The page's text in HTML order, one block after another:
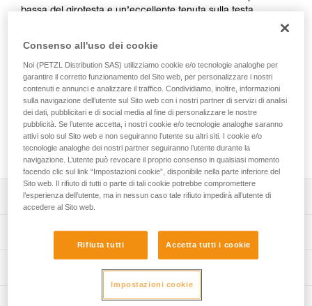
bassa del girotesta e un’eccellente tenuta sulla testa,
dimensioni. È dotato di un guscio esterno spesso progettato
per resistere ad urti e graffi. Il girotesta rientra all’interno del
casco per proteggerlo durante il trasporto e lo stoccaggio.
La manutenzione è facilitata e la durata di vita è ottimizzata,
grazie al girotesta completamente smontabile e
intercambiabile. PANGA è disponibile in cinque colori e
fornito in confezione da cinque.
Descrizione
- sistema FLIP&FIT per garantire una posizione bassa del
sistema comprende una regolazione del girotesta di facile
utilizzo per il supervisore o l’utilizzatore,
- taglia unica per facilitare la gestione del materiale. Una
Specifiche tecniche
Materiali: guscio esterno in ABS (acrilonitrile butadiene
stirene), guscio interno in EPP (polipropilene espanso),
fettucce in poliestere e poliammide
Informazioni tecniche
Consenso all'uso dei cookie
Noi (PETZL Distribution SAS) utilizziamo cookie e/o tecnologie analoghe per
garantire il corretto funzionamento del Sito web, per personalizzare i nostri
contenuti e annunci e analizzare il traffico. Condividiamo, inoltre, informazioni
sulla navigazione dell’utente sul Sito web con i nostri partner di servizi di analisi
dei dati, pubblicitari e di social media al fine di personalizzare le nostre
pubblicità. Se l’utente accetta, i nostri cookie e/o tecnologie analoghe saranno
attivi solo sul Sito web e non seguiranno l’utente su altri siti. I cookie e/o
tecnologie analoghe dei nostri partner seguiranno l’utente durante la
navigazione. L’utente può revocare il proprio consenso in qualsiasi momento
facendo clic sul link “Impostazioni cookie”, disponibile nella parte inferiore del
Sito web. Il rifiuto di tutti o parte di tali cookie potrebbe compromettere
l’esperienza dell’utente, ma in nessun caso tale rifiuto impedirà all’utente di
accedere al Sito web.
Rifiuta tutti Accetta tutti i cookie
Impostazioni cookie